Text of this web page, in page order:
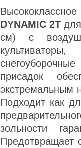
DYNAMIC 2T
см) с
присадок
экстремальным
Подходит как
зольности
Предотвращает